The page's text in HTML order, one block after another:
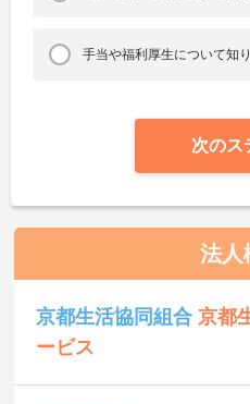
手当や福利厚生について知
次のス
法人
京都生活協同組合京都
ービス